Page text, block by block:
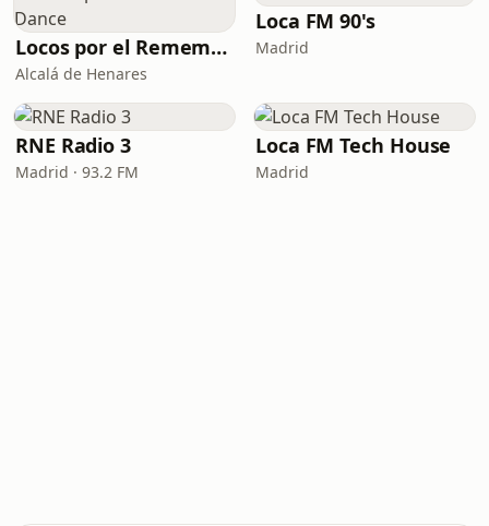
Locos por el Remember Dance
Alcalá de Henares
Loca FM 90's
Madrid
RNE Radio 3
Madrid · 93.2 FM
Loca FM Tech House
Madrid